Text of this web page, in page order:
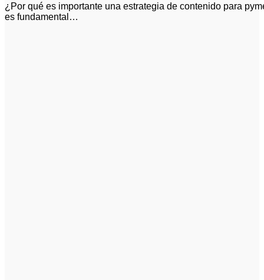
¿Por qué es importante una estrategia de contenido para pymes? Una estrategia de contenido bien definida
es fundamental…